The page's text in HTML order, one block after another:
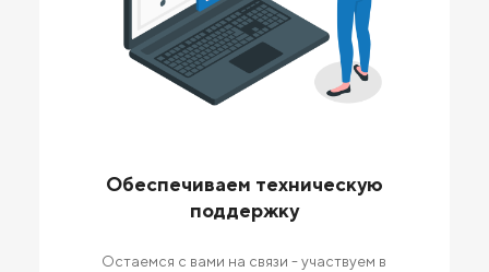
Обеспечиваем техническую
поддержку
Остаемся с вами на связи - участвуем в